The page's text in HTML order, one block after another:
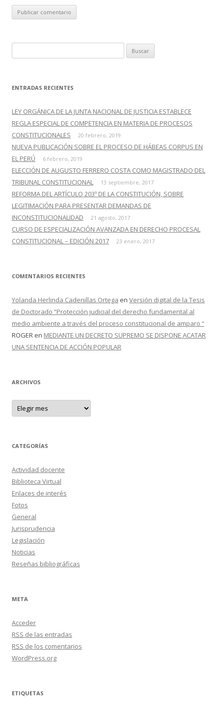
u
c
r
:
ENTRADAS RECIENTES
LEY ORGÁNICA DE LA JUNTA NACIONAL DE JUSTICIA ESTABLECE
REGLA ESPECIAL DE COMPETENCIA EN MATERIA DE PROCESOS
CONSTITUCIONALES
20 febrero, 2019
NUEVA PUBLICACIÓN SOBRE EL PROCESO DE HÁBEAS CORPUS EN
EL PERÚ
6 febrero, 2019
ELECCIÓN DE AUGUSTO FERRERO COSTA COMO MAGISTRADO DEL
TRIBUNAL CONSTITUCIONAL
13 septiembre, 2017
REFORMA DEL ARTÍCULO 203º DE LA CONSTITUCIÓN, SOBRE
LEGITIMACIÓN PARA PRESENTAR DEMANDAS DE
INCONSTITUCIONALIDAD
21 agosto, 2017
CURSO DE ESPECIALIZACIÓN AVANZADA EN DERECHO PROCESAL
CONSTITUCIONAL – EDICIÓN 2017
23 enero, 2017
COMENTARIOS RECIENTES
Yolanda Herlinda Cadenillas Ortega en Versión digital de la Tesis
de Doctorado “Protección judicial del derecho fundamental al
medio ambiente a través del proceso constitucional de amparo “
ROGER en MEDIANTE UN DECRETO SUPREMO SE DISPONE ACATAR
UNA SENTENCIA DE ACCIÓN POPULAR
ARCHIVOS
A
c
o
CATEGORÍAS
Actividad docente
Biblioteca Virtual
Enlaces de interés
Fotos
General
Jurisprudencia
Legislación
Noticias
Reseñas bibliográficas
META
Acceder
RSS de las entradas
RSS de los comentarios
WordPress.org
ETIQUETAS